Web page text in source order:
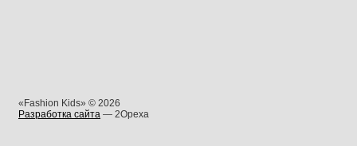
«Fashion Kids» © 2026
Разработка сайта — 2Opexa